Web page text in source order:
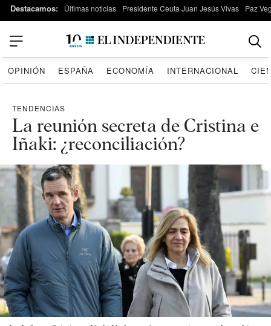
Destacamos: Últimas noticias Presidente Ceuta Juan Jesús Vivas Paz
OPINIÓN ESPAÑA ECONOMÍA INTERNACIONAL
TENDENCIAS
La reunión secreta de Cristina e
Iñaki: ¿reconciliación?